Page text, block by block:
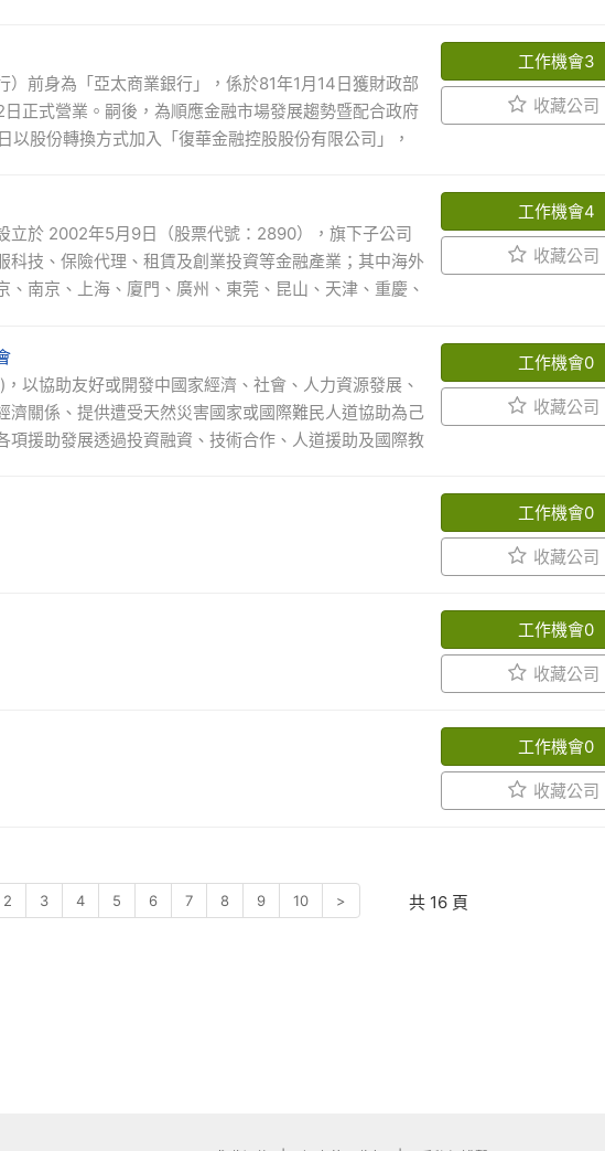
新外商銀行以及國際大型證券投資機構等加入此一市場，
融商業模式，使得競爭更為劇烈；隨著金融控股公司成
紛出爐。此外，顧客需求增加、對產品品質及服務效率
們決定採取一個全新的營運策略，以便在金控初始的渾沌
新委請了國際一流的經營顧問公司，很務實的從市場調
策略。此一策略的核心方向，是我們摒棄了過去以產品
式；改採以顧客為導向，從客戶的需求著眼，為客戶量
戶、滿足客戶、為客戶創造價值』的市場策略。
）前身為「亞太商業銀行」，係於81年1月14日獲財政部
正式營業。嗣後，為順應金融市場發展趨勢暨配合政府
以股份轉換方式加入「復華金融控股股份有限公司」，
華金控，本行亦於同年9月23日更名為「元大商業銀
強化業務競爭能力，92~94年間陸續併購斗六、台東、
分行家數增至70家，並於99年4月概括承受慶豐銀行國
擴增至88家，107年1月1日再併入大眾商業銀行後，國內
發展需要及集團策略進行國內通路佈局，而在整體北、
機，並與元大儲蓄銀行(菲律賓)及元大儲蓄銀行(韓國)
務之雛型，另將強化國內外據點之合作，提供客戶多元化
控後，除推動各項重要業務與制度改革外，並整合金控
資產品質不斷提升，經營規模亦在穩健中成長。 展望未
優質管理模式，提供客戶更多元、更完善之專業金融服
工作機會3
收藏公司
立於 2002年5月9日（股票代號：2890），旗下子公司
科技、保險代理、租賃及創業投資等金融產業；其中海外
、南京、上海、廈門、廣州、東莞、昆山、天津、重慶、
是台灣金融史上銀行與證券異業結合的成功案例。為強化
建華金控於2005年8月26日召開股東會，通過以股份轉
建華金控子公司，並於2006年7月20日更名為永豐金
國際商業銀行正式合併並更名為永豐銀行。 永豐銀行共
行（中國）有限公司於2014年2月正式對外營業，為第
受讓台灣工銀證券經紀業務營業權、營業設備及證券融
發，發展符合市場需求的商品，擴大數位化金融的布
工作機會4
收藏公司
以協助友好或開發中國家經濟、社會、人力資源發展、
濟關係、提供遭受天然災害國家或國際難民人道協助為己
項援助發展透過投資融資、技術合作、人道援助及國際教
援助或教育訓練等計畫。在執行上我們依循嚴謹的計畫循
督管理外，亦持續發掘符合策略目標及受援國區域發展需
為提供技術層面專業建議供決策參考之機構。援外的專
工作機會0
收藏公司
工作機會0
收藏公司
工作機會0
收藏公司
工作機會0
收藏公司
2 3 4 5 6 7 8 9 10 > 共 16 頁